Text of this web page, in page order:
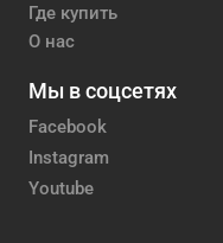
Где купить
О нас
Мы в соцсетях
Facebook
Instagram
Youtube